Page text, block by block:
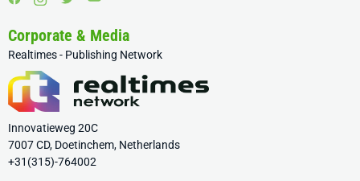
Corporate & Media
Realtimes - Publishing Network
Innovatieweg 20C
7007 CD, Doetinchem, Netherlands
+31(315)-764002